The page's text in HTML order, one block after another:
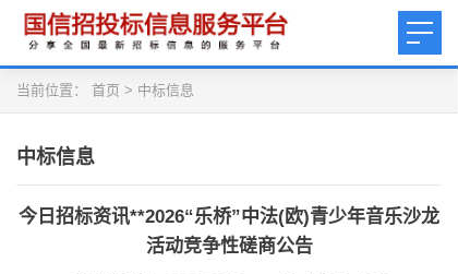
当前位置： 首页 > 中标信息
中标信息
今日招标资讯**2026“乐桥”中法(欧)青少年音乐沙龙
活动竞争性磋商公告